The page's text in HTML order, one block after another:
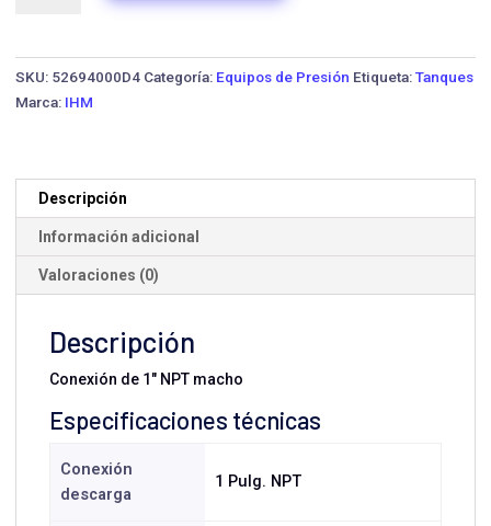
SKU: 52694000D4 Categoría: Equipos de Presión Etiqueta:Tanques
Marca: IHM
Descripción
Información adicional
Valoraciones (0)
Descripción
Conexión de 1" NPT macho
Especificaciones técnicas
Conexión
descarga
1 Pulg. NPT